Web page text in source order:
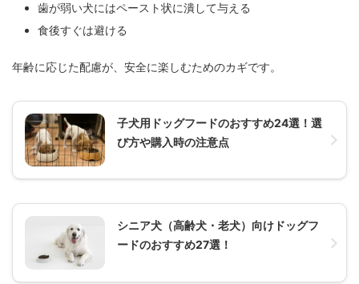
歯が弱い犬にはペースト状に潰して与える
食後すぐは避ける
年齢に応じた配慮が、安全に楽しむためのカギです。
子犬用ドッグフードのおすすめ24選！選
び方や購入時の注意点
シニア犬（高齢犬・老犬）向けドッグフ
ードのおすすめ27選！